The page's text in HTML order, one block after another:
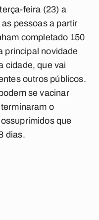
feira (23) a
pessoas a partir
completado 150
principal novidade
cidade, que vai
outros públicos.
se vacinar
o
que
dias.